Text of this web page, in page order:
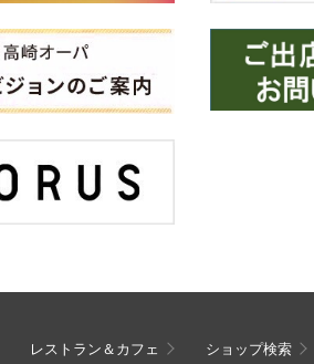
レストラン＆カフェ ショップ検索